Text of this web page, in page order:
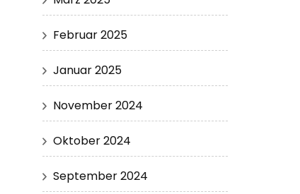
Februar 2025
Januar 2025
November 2024
Oktober 2024
September 2024